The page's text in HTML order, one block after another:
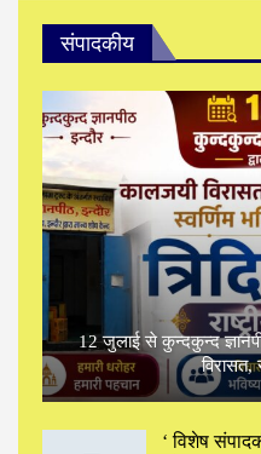
संपादकीय
12 जुलाई से कुन्दकुन्द
‘ विशेष